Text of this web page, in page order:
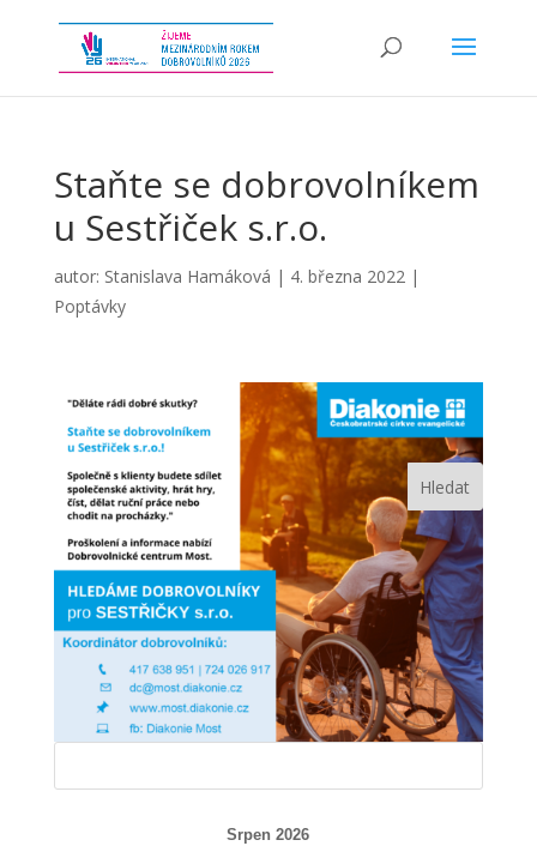
Staňte se dobrovolníkem
u Sestřiček s.r.o.
autor: Stanislava Hamáková | 4. března 2022|
Poptávky
Srpen 2026